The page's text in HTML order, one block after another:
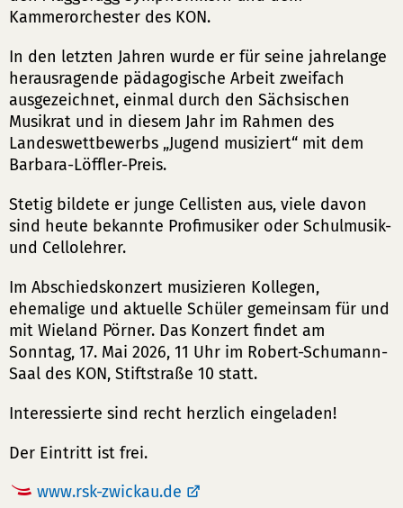
Kammerorchester des KON.
In den letzten Jahren wurde er für seine jahrelange
herausragende pädagogische Arbeit zweifach
ausgezeichnet, einmal durch den Sächsischen
Musikrat und in diesem Jahr im Rahmen des
Landeswettbewerbs „Jugend musiziert“ mit dem
Barbara-Löffler-Preis.
Stetig bildete er junge Cellisten aus, viele davon
sind heute bekannte Profimusiker oder Schulmusik-
und Cellolehrer.
Im Abschiedskonzert musizieren Kollegen,
ehemalige und aktuelle Schüler gemeinsam für und
mit Wieland Pörner. Das Konzert findet am
Sonntag, 17. Mai 2026, 11 Uhr im Robert-Schumann-
Saal des KON, Stiftstraße 10 statt.
Interessierte sind recht herzlich eingeladen!
Der Eintritt ist frei.
www.rsk-zwickau.de